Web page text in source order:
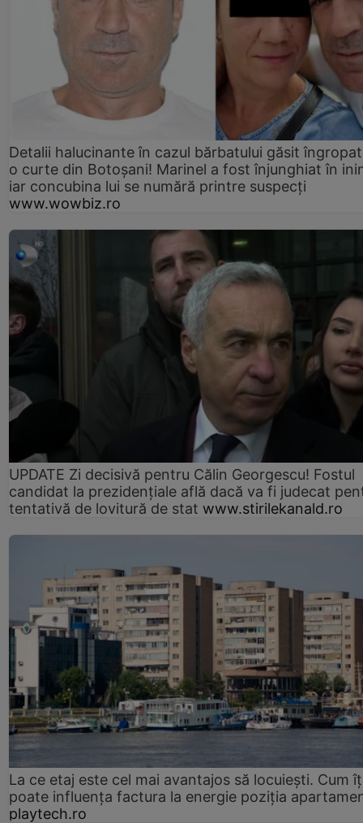
Detalii halucinante în cazul bărbatului găsit
o curte din Botoșani! Marinel a fost înjunghiat în
iar concubina lui se numără printre suspecți
www.wowbiz.ro
UPDATE Zi decisivă pentru Călin Georgescu! Fostul
candidat la prezidențiale află dacă va fi judecat
tentativă de lovitură de stat www.stirilekanald.ro
La ce etaj este cel mai avantajos să locuiești. Cum
poate influența factura la energie poziția
playtech.ro